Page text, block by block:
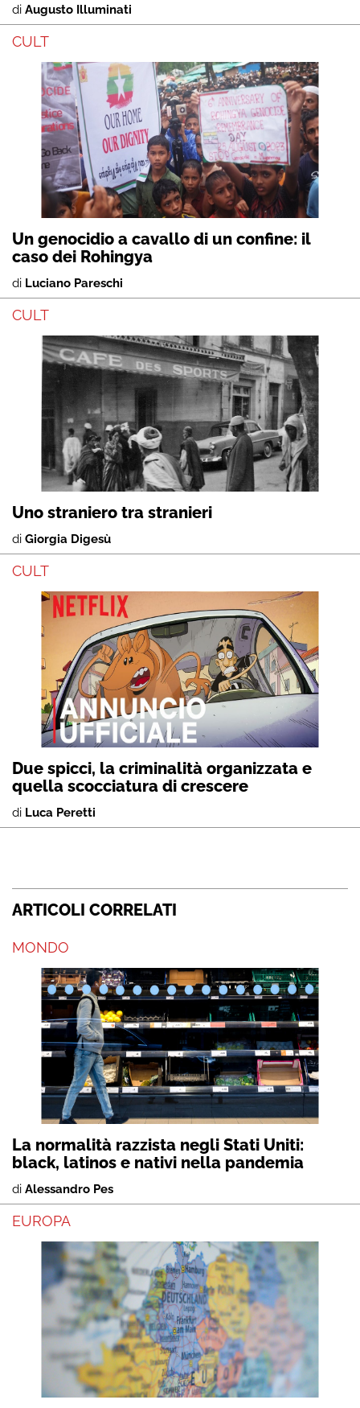
di Augusto Illuminati
CULT
Un genocidio a cavallo di un confine: il
caso dei Rohingya
di Luciano Pareschi
CULT
Uno straniero tra stranieri
di Giorgia Digesù
CULT
Due spicci, la criminalità organizzata e
quella scocciatura di crescere
di Luca Peretti
ARTICOLI CORRELATI
MONDO
La normalità razzista negli Stati Uniti:
black, latinos e nativi nella pandemia
di Alessandro Pes
EUROPA